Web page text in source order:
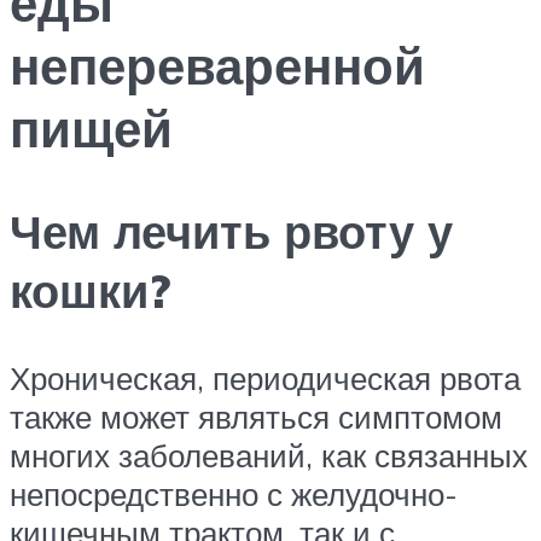
непереваренной
пищей
Чем лечить рвоту у
кошки?
Хроническая, периодическая рвота
также может являться симптомом
многих заболеваний, как связанных
непосредственно с желудочно-
кишечным трактом, так и с